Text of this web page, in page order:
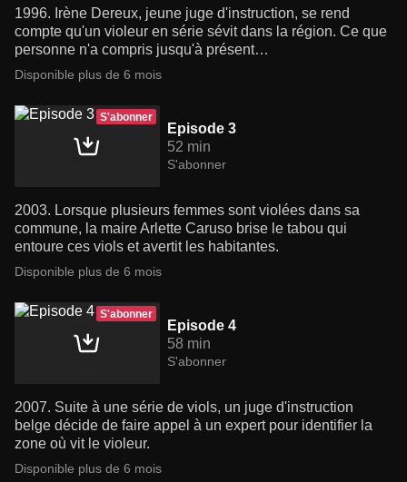
1996. Irène Dereux, jeune juge d'instruction, se rend
compte qu'un violeur en série sévit dans la région. Ce que
personne n'a compris jusqu'à présent…
Disponible plus de 6 mois
S'abonner
Episode 3
52 min
S'abonner
2003. Lorsque plusieurs femmes sont violées dans sa
commune, la maire Arlette Caruso brise le tabou qui
entoure ces viols et avertit les habitantes.
Disponible plus de 6 mois
S'abonner
Episode 4
58 min
S'abonner
2007. Suite à une série de viols, un juge d'instruction
belge décide de faire appel à un expert pour identifier la
zone où vit le violeur.
Disponible plus de 6 mois